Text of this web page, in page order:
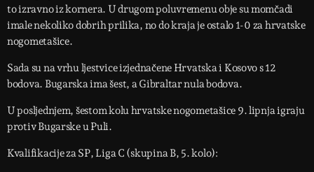
to izravno iz kornera. U drugom poluvremenu obje su momčadi
imale nekoliko dobrih prilika, no do kraja je ostalo 1-0 za hrvatske
nogometašice.
Sada su na vrhu ljestvice izjednačene Hrvatska i Kosovo s 12
bodova. Bugarska ima šest, a Gibraltar nula bodova.
U posljednjem, šestom kolu hrvatske nogometašice 9. lipnja igraju
protiv Bugarske u Puli.
Kvalifikacije za SP, Liga C (skupina B, 5. kolo):